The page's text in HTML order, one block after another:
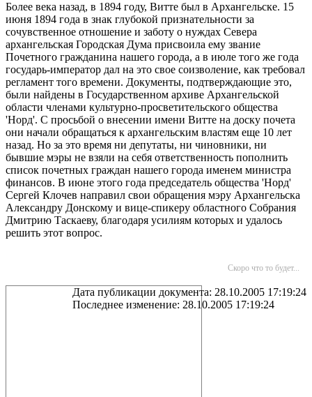
Более века назад, в 1894 году, Витте был в Архангельске. 15
июня 1894 года в знак глубокой признательности за
сочувственное отношение и заботу о нуждах Севера
архангельская Городская Дума присвоила ему звание
Почетного гражданина нашего города, а в июле того же года
государь-император дал на это свое соизволение, как требовал
регламент того времени. Документы, подтверждающие это,
были найдены в Государственном архиве Архангельской
области членами культурно-просветительского общества
'Норд'. С просьбой о внесении имени Витте на доску почета
они начали обращаться к архангельским властям еще 10 лет
назад. Но за это время ни депутаты, ни чиновники, ни
бывшие мэры не взяли на себя ответственность пополнить
список почетных граждан нашего города именем министра
финансов. В июне этого года председатель общества 'Норд'
Сергей Клочев направил свои обращения мэру Архангельска
Александру Донскому и вице-спикеру областного Собрания
Дмитрию Таскаеву, благодаря усилиям которых и удалось
решить этот вопрос.
Скоро что то будет...
Дата публикации документа: 28.10.2005 17:19:24
Последнее изменение: 28.10.2005 17:19:24